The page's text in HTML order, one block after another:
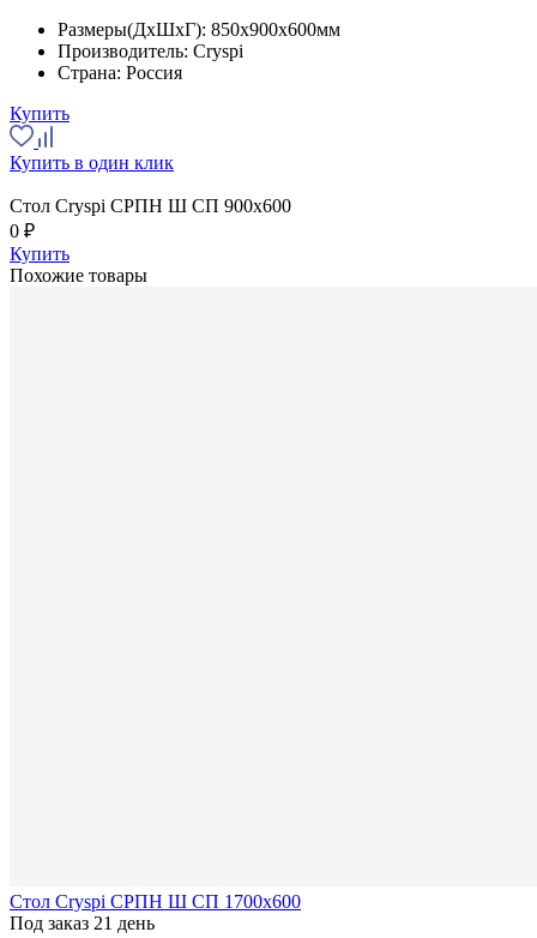
Размеры(ДхШхГ): 850x900x600мм
Производитель: Cryspi
Страна: Россия
Купить
Купить в один клик
Стол Cryspi СРПН Ш СП 900х600
0 ₽
Купить
Похожие товары
Стол Cryspi СРПН Ш СП 1700х600
Под заказ 21 день